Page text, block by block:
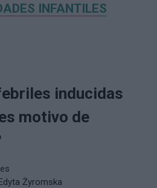
INFANTILES
inducidas
motivo de
Żyromska